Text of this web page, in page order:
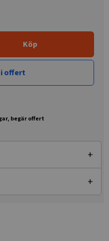
Köp
offert
begär offert